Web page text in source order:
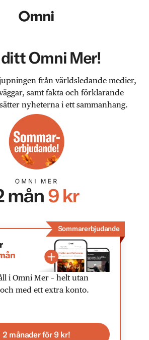
Omni Mer!
från världsledande medier,
samt fakta och förklarande
nyheterna i ett sammanhang.
Sommarerbjudande
i Omni Mer – helt utan
med ett extra konto.
2 månader för 9 kr!